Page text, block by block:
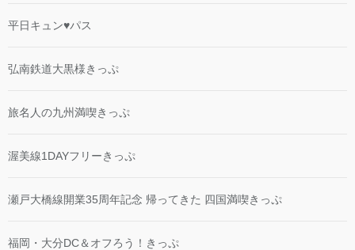
平日キュン♥パス
弘南鉄道大黒様きっぷ
旅名人の九州満喫きっぷ
渥美線1DAYフリーきっぷ
瀬戸大橋線開業35周年記念 帰ってきた 四国満喫きっぷ
福岡・大分DC＆オフろう！きっぷ